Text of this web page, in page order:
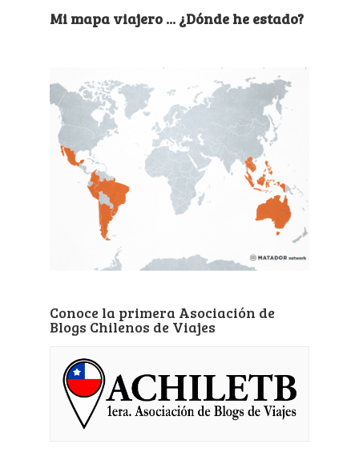
Mi mapa viajero ... ¿Dónde he estado?
Conoce la primera Asociación de
Blogs Chilenos de Viajes